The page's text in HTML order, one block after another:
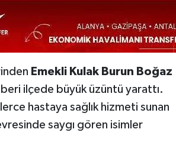
Emekli Kulak Burun Boğaz
ilçede büyük üzüntü yarattı.
hastaya sağlık hizmeti sunan
saygı gören isimler